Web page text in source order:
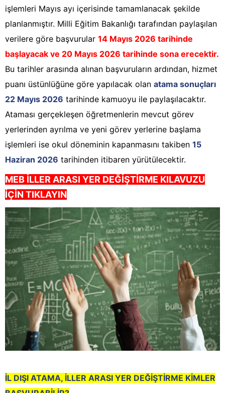
işlemleri Mayıs ayı içerisinde tamamlanacak şekilde
planlanmıştır. Milli Eğitim Bakanlığı tarafından paylaşılan
verilere göre başvurular 14 Mayıs 2026 tarihinde
başlayacak ve 20 Mayıs 2026 tarihinde sona erecektir.
Bu tarihler arasında alınan başvuruların ardından, hizmet
puanı üstünlüğüne göre yapılacak olan atama sonuçları
22 Mayıs 2026 tarihinde kamuoyu ile paylaşılacaktır.
Ataması gerçekleşen öğretmenlerin mevcut görev
yerlerinden ayrılma ve yeni görev yerlerine başlama
işlemleri ise okul döneminin kapanmasını takiben 15
Haziran 2026 tarihinden itibaren yürütülecektir.
MEB İLLER ARASI YER DEĞİŞTİRME KILAVUZU
İÇİN TIKLAYIN
İL DIŞI ATAMA, İLLER ARASI YER DEĞİŞTİRME KİMLER